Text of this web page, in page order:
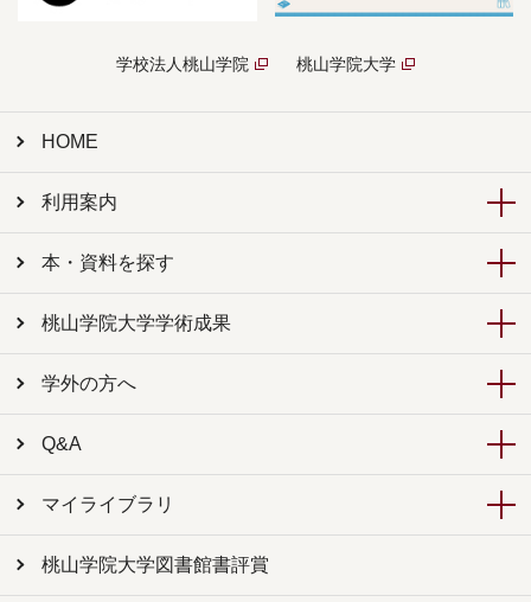
学校法人桃山学院 桃山学院大学
HOME
利用案内
本・資料を探す
桃山学院大学学術成果
学外の方へ
Q&A
マイライブラリ
桃山学院大学図書館書評賞